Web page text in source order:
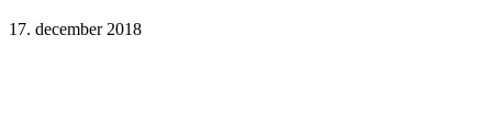
17. december 2018